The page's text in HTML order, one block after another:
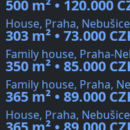
500 m² • 120.000
House, Praha, Nebušice
303 m² • 73.000
Family house, Praha-
350 m² • 85.000
Family house, Praha,
365 m² • 89.000
House, Praha,